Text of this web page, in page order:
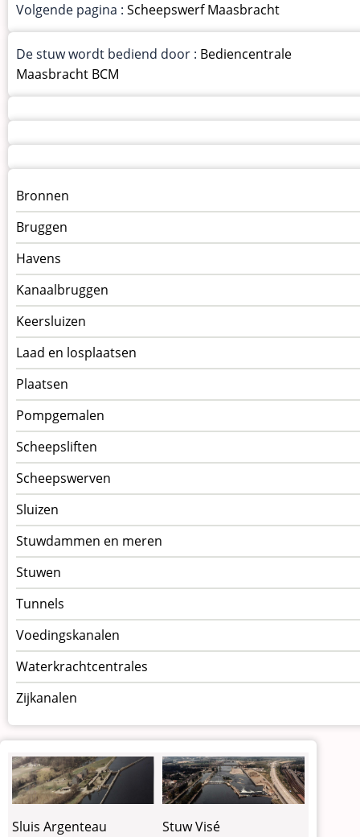
Volgende pagina : Scheepswerf Maasbracht
De stuw wordt bediend door : Bediencentrale
Maasbracht BCM
Menu
kunstwerken
op
kunstwerkpagina
Bronnen
Bruggen
Havens
Kanaalbruggen
Keersluizen
Laad en losplaatsen
Plaatsen
Pompgemalen
Scheepsliften
Scheepswerven
Sluizen
Stuwdammen en meren
Stuwen
Tunnels
Voedingskanalen
Waterkrachtcentrales
Zijkanalen
Sluis Argenteau Stuw Visé